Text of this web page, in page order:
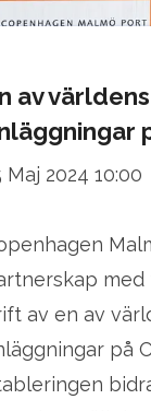
av
Maj 2024 10:00
av en av
på